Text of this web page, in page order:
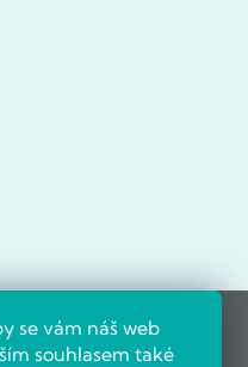
se vám náš web
souhlasem také